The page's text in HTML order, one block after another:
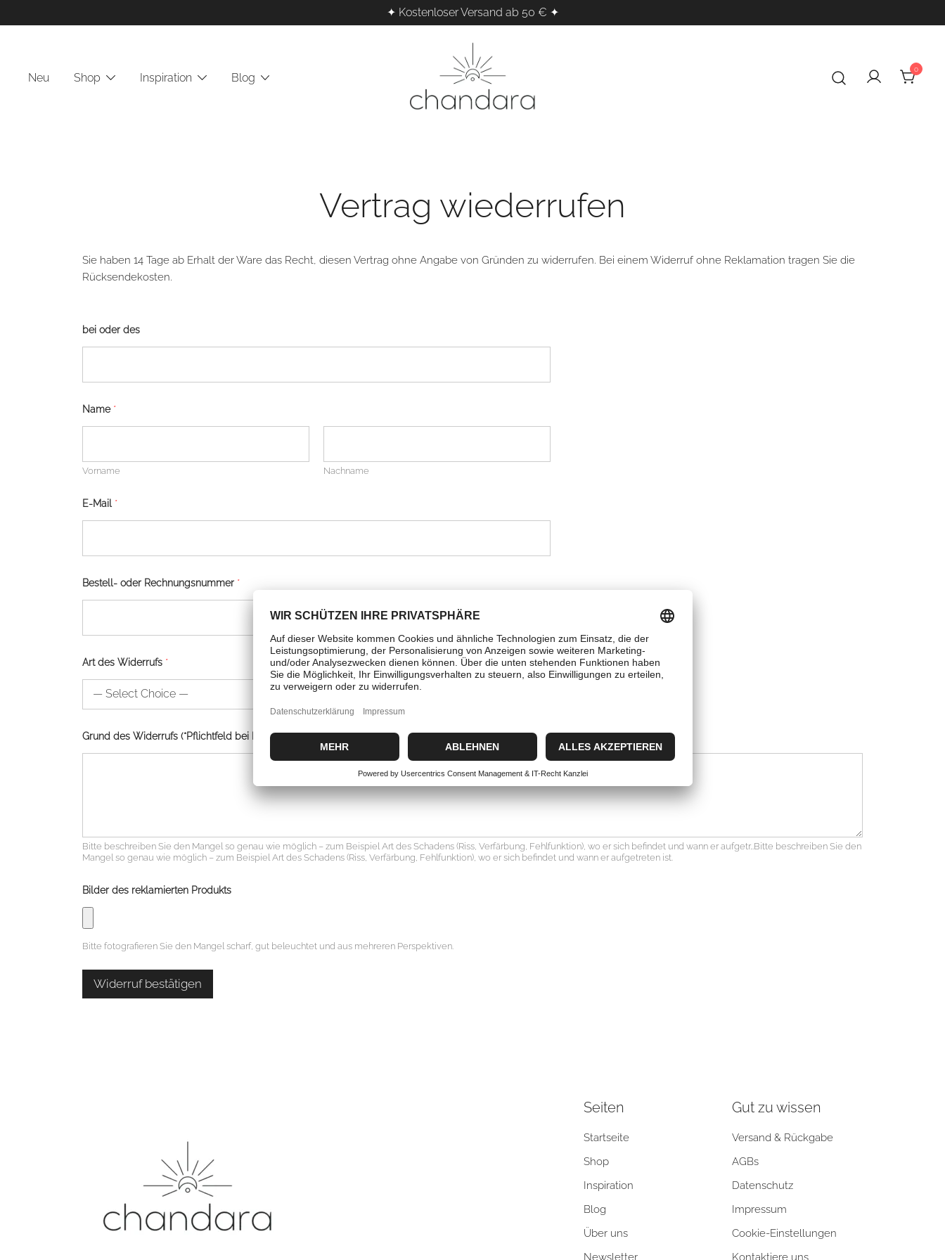
✦ Kostenloser Versand ab 50 € ✦
Neu Shop Inspiration Blog
0
Vertrag wiederrufen
Sie haben 14 Tage ab Erhalt der Ware das Recht, diesen Vertrag ohne Angabe von Gründen zu widerrufen. Bei einem Widerruf ohne Reklamation tragen Sie die
Rücksendekosten.
bei oder des
Name *
Vorname Nachname
E-Mail *
Bestell- oder Rechnungsnummer *
Art des Widerrufs *
Grund des Widerrufs (*Pflichtfeld bei Reklamation)
Bitte beschreiben Sie den Mangel so genau wie möglich – zum Beispiel Art des Schadens (Riss, Verfärbung, Fehlfunktion), wo er sich befindet und wann er aufgetr…Bitte beschreiben Sie den
Mangel so genau wie möglich – zum Beispiel Art des Schadens (Riss, Verfärbung, Fehlfunktion), wo er sich befindet und wann er aufgetreten ist.
Bilder des reklamierten Produkts
Bitte fotografieren Sie den Mangel scharf, gut beleuchtet und aus mehreren Perspektiven.
Widerruf bestätigen
Seiten
Startseite
Shop
Inspiration
Blog
Über uns
Newsletter
Gut zu wissen
Versand & Rückgabe
AGBs
Datenschutz
Impressum
Cookie-Einstellungen
Kontaktiere uns